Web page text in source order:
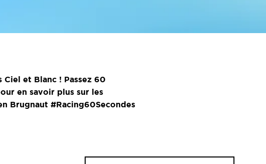
et Blanc ! Passez 60
en savoir plus sur les
Brugnaut #Racing60Secondes